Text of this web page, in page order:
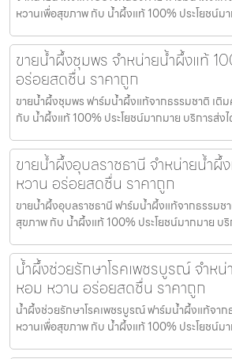
หวานเพื่อสุขภาพ กับ น้ำผึ้งแท้ 100% ประโยชน์ม
ขายน้ำผึ้งชุมพร จำหน่ายน้ำผึ้งแท้
อร่อยสดชื่น ราคาถูก
ขายน้ำผึ้งชุมพร ฟาร์มน้ำผึ้งแท้จากธรรมชาติ เติ
กับ น้ำผึ้งแท้ 100% ประโยชน์มากมาย บริการส่ง
ขายน้ำผึ้งอุบลราชธานี จำหน่ายน้ำ
หวาน อร่อยสดชื่น ราคาถูก
ขายน้ำผึ้งอุบลราชธานี ฟาร์มน้ำผึ้งแท้จากธรรมช
สุขภาพ กับ น้ำผึ้งแท้ 100% ประโยชน์มากมาย บริ
น้ำผึ้งช่วยรักษาโรคเพชรบูรณ์ จำห
หอม หวาน อร่อยสดชื่น ราคาถูก
น้ำผึ้งช่วยรักษาโรคเพชรบูรณ์ ฟาร์มน้ำผึ้งแท้จาก
หวานเพื่อสุขภาพ กับ น้ำผึ้งแท้ 100% ประโยชน์ม